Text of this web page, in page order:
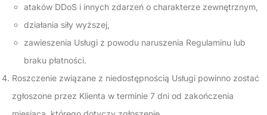
ataków DDoS i innych zdarzeń o charakterze zewnętrznym,
działania siły wyższej,
zawieszenia Usługi z powodu naruszenia Regulaminu lub
braku płatności.
Roszczenie związane z niedostępnością Usługi powinno zostać
zgłoszone przez Klienta w terminie 7 dni od zakończenia